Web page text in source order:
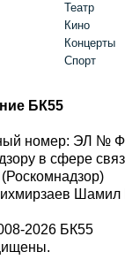
Театр
Кино
Концерты
Спорт
БК55
номер: ЭЛ №
в сфере
Шамил
2026 БК55